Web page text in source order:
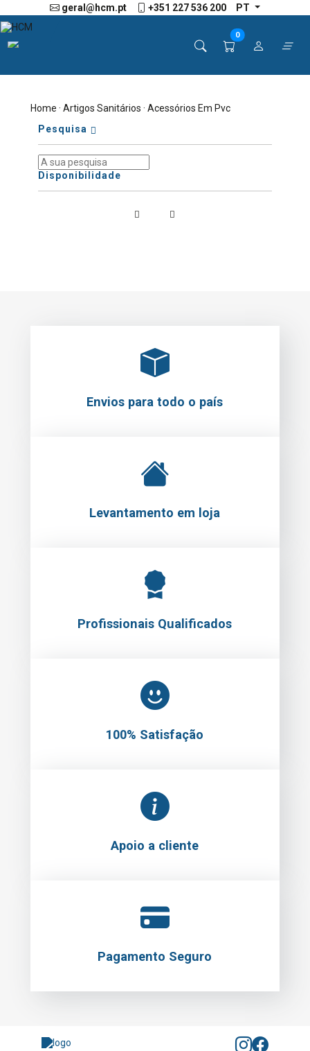
geral@hcm.pt +351 227 536 200 PT
0
Home ·Artigos Sanitários · Acessórios Em Pvc
Pesquisa
Disponibilidade
Envios para todo o país
Levantamento em loja
Profissionais Qualificados
100% Satisfação
Apoio a cliente
Pagamento Seguro